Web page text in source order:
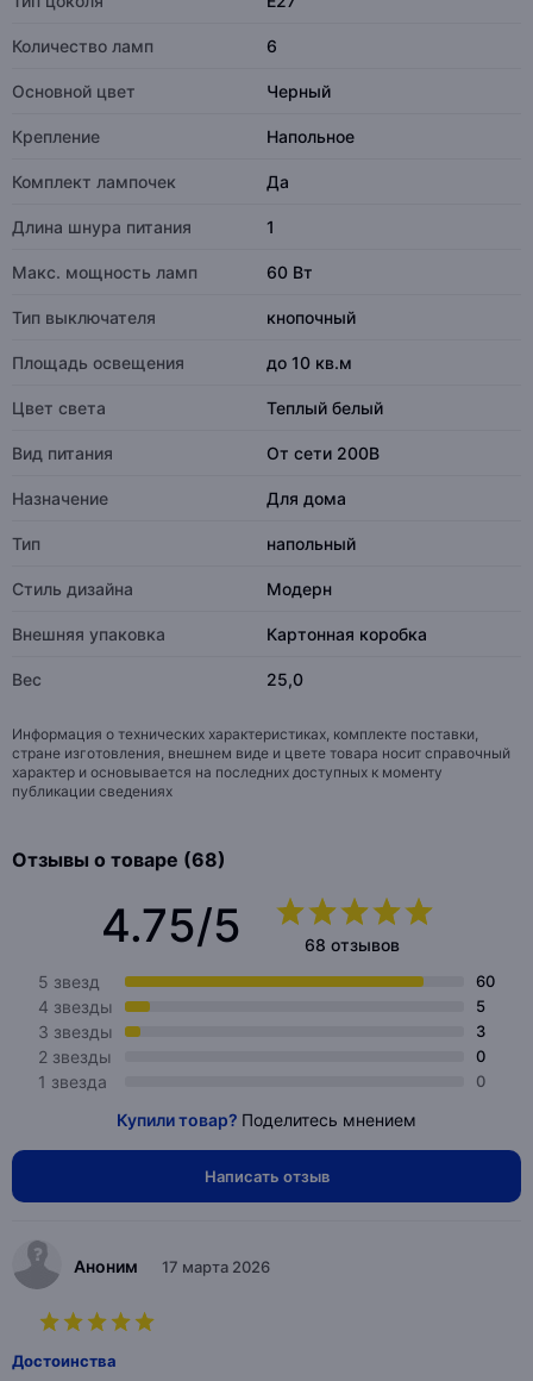
Количество ламп 6
Основной цвет Черный
Крепление Напольное
Комплект лампочек Да
Длина шнура питания 1
Макс. мощность ламп 60 Вт
Тип выключателя кнопочный
Площадь освещения до 10 кв.м
Цвет света Теплый белый
Вид питания От сети 200В
Назначение Для дома
Тип напольный
Стиль дизайна Модерн
Внешняя упаковка Картонная коробка
Вес 25,0
Информация о технических характеристиках, комплекте поставки,
стране изготовления, внешнем виде и цвете товара носит справочный
характер и основывается на последних доступных к моменту
публикации сведениях
Отзывы о товаре (68)
4.75/5
68 отзывов
5 звезд
60
4 звезды 5
3 звезды 3
2 звезды 0
1 звезда 0
Купили товар? Поделитесь мнением
Написать отзыв
Аноним 17 марта 2026
Достоинства